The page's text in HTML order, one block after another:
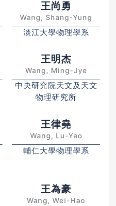
王尚勇
Wang, Shang-Yung
淡江大學物理學系
王明杰
Wang, Ming-Jye
中央研究院天文及天文
物理研究所
王律堯
Wang, Lu-Yao
輔仁大學物理學系
王為豪
Wang, Wei-Hao